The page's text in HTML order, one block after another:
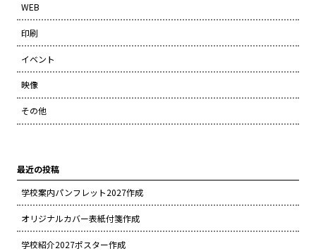
WEB
印刷
イベント
映像
その他
最近の投稿
学校案内パンフレット2027作成
オリジナルカバー表紙付箋作成
学校紹介2027ポスター作成